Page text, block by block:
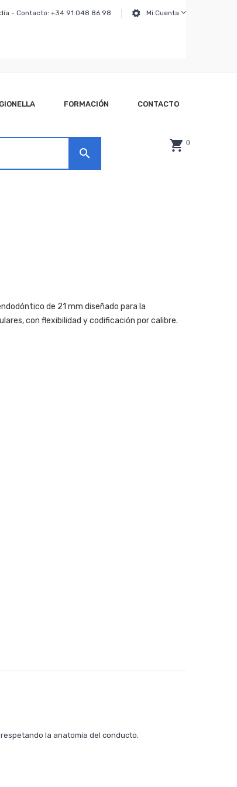
Mi Cuenta
- Contacto: +34 91 048 86 98
FORMACIÓN CONTACTO
0
search
de 21 mm diseñado para la
con flexibilidad y codificación por calibre.
la anatomía del conducto.